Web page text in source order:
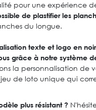
pour une expérience
de plastifier les
du longue.
texte et logo en
grâce à notre système
la personnalisation de
de loto unique qui
plus résistant ?